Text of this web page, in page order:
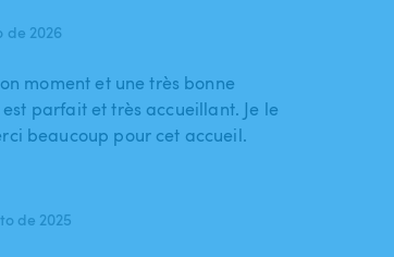
de 2026
moment et une très bonne
parfait et très accueillant. Je le
beaucoup pour cet accueil.
de 2025